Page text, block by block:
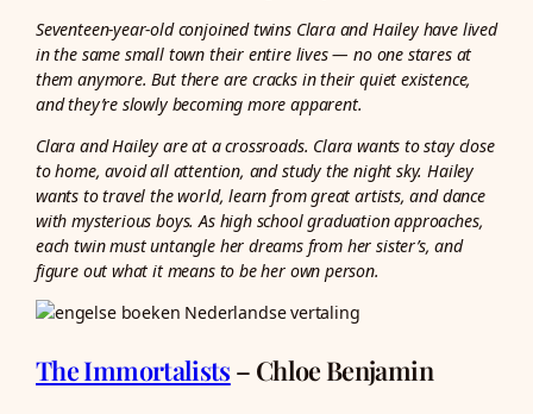
Seventeen-year-old conjoined twins Clara and Hailey have lived
in the same small town their entire lives — no one stares at
them anymore. But there are cracks in their quiet existence,
and they’re slowly becoming more apparent.
Clara and Hailey are at a crossroads. Clara wants to stay close
to home, avoid all attention, and study the night sky. Hailey
wants to travel the world, learn from great artists, and dance
with mysterious boys. As high school graduation approaches,
each twin must untangle her dreams from her sister’s, and
figure out what it means to be her own person.
The Immortalists – Chloe Benjamin